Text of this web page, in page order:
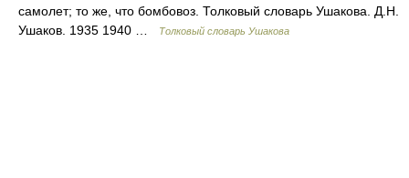
самолет; то же, что бомбовоз. Толковый словарь Ушакова. Д.Н.
Ушаков. 1935 1940 …
Толковый словарь Ушакова